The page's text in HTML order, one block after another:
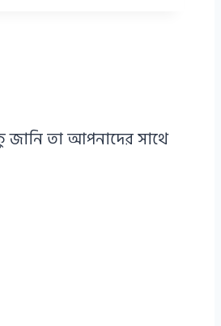
জানি তা আপনাদের সাথে